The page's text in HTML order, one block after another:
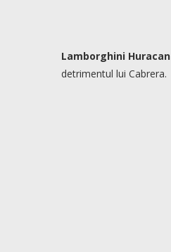
Lamborghini Huracan
detrimentul lui Cabrera.